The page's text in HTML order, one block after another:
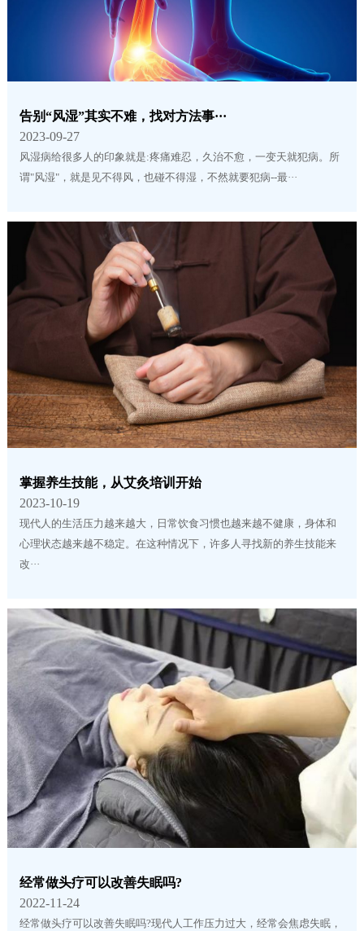
告别“风湿”其实不难，找对方法事···
2023-09-27
风湿病给很多人的印象就是:疼痛难忍，久治不愈，一变天就犯病。所
谓"风湿"，就是见不得风，也碰不得湿，不然就要犯病--最···
掌握养生技能，从艾灸培训开始
2023-10-19
现代人的生活压力越来越大，日常饮食习惯也越来越不健康，身体和
心理状态越来越不稳定。在这种情况下，许多人寻找新的养生技能来
改···
经常做头疗可以改善失眠吗?
2022-11-24
经常做头疗可以改善失眠吗?现代人工作压力过大，经常会焦虑失眠，